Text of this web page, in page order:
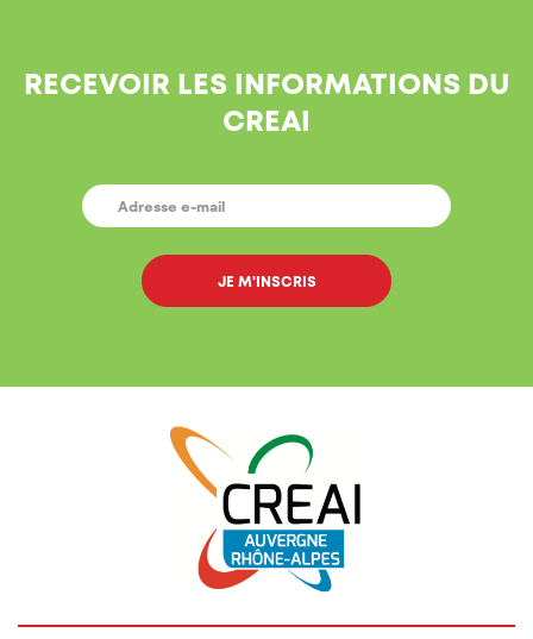
RECEVOIR LES INFORMATIONS DU
CREAI
E-
MAIL *